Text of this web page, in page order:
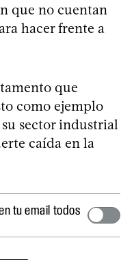
que no cuentan
hacer frente a
que
como ejemplo
sector industrial
caída en la
tu email todos